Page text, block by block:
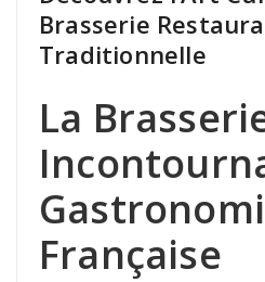
Brasserie
Traditionnelle
La
Française